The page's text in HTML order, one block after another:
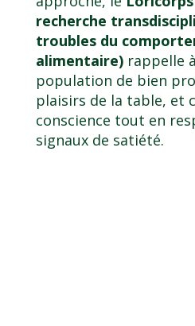
recherche
troubles du
alimentaire) rappelle
population de bien
plaisirs de la table, et
conscience tout en
signaux de satiété.